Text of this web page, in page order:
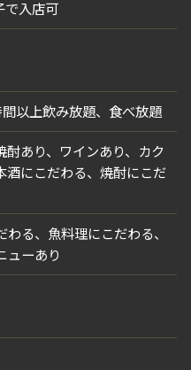
で入店可
以上飲み放題、食べ放題
酎あり、ワインあり、カク
酒にこだわる、焼酎にこだ
わる、魚料理にこだわる、
ューあり